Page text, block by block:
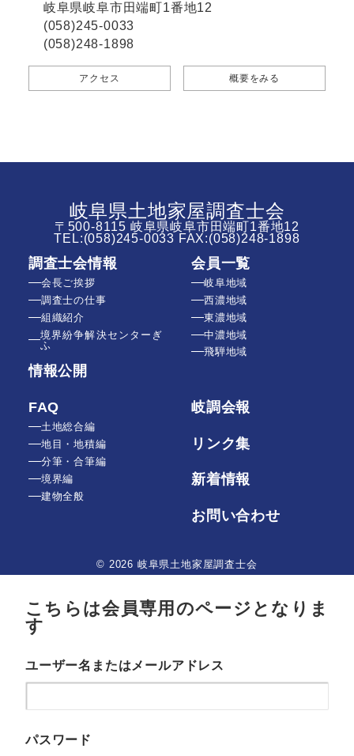
岐阜県岐阜市田端町1番地12
(058)245-0033
(058)248-1898
アクセス 概要をみる
岐阜県土地家屋調査士会
〒500-8115 岐阜県岐阜市田端町1番地12
TEL:(058)245-0033 FAX:(058)248-1898
調査士会情報
会長ご挨拶
調査士の仕事
組織紹介
境界紛争解決センターぎ
ふ
情報公開
FAQ
土地総合編
地目・地積編
分筆・合筆編
境界編
建物全般
会員一覧
岐阜地域
西濃地域
東濃地域
中濃地域
飛騨地域
岐調会報
リンク集
新着情報
お問い合わせ
© 2026 岐阜県土地家屋調査士会
こちらは会員専用のページとなりま
す
ユーザー名またはメールアドレス
パスワード